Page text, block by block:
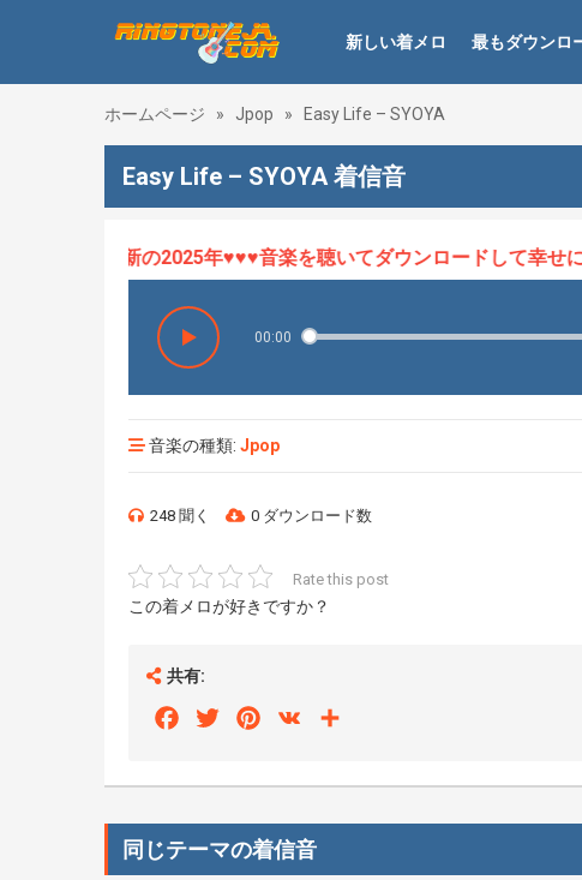
新しい着メロ 最もダウンロ
ホームページ » Jpop » Easy Life – SYOYA
Easy Life – SYOYA 着信音
、最新の2025年♥♥♥音楽を聴いてダウンロードして幸せにな
00:00
音楽の種類: Jpop
248 聞く 0 ダウンロード数
Rate this post
この着メロが好きですか？
共有:
FacebookTwitterPinterest
VK
同じテーマの着信音